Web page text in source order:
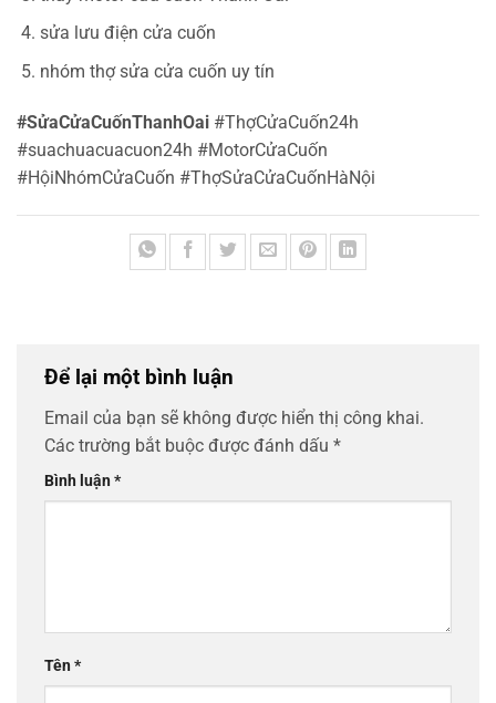
sửa lưu điện cửa cuốn
nhóm thợ sửa cửa cuốn uy tín
#SửaCửaCuốnThanhOai #ThợCửaCuốn24h
#suachuacuacuon24h #MotorCửaCuốn
#HộiNhómCửaCuốn #ThợSửaCửaCuốnHàNội
Để lại một bình luận
Email của bạn sẽ không được hiển thị công khai.
Các trường bắt buộc được đánh dấu *
Bình luận*
Tên*